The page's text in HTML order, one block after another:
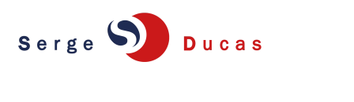
Skip to main content